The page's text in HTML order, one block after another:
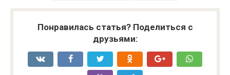
Понравилась статья? Поделиться с
друзьями: